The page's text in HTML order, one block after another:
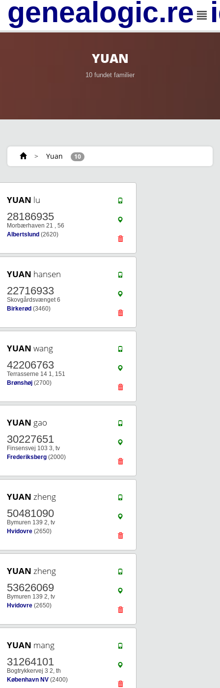
YUAN
10 fundet familier
> Yuan 10
YUAN lu
28186935
Morbærhaven 21 , 56
Albertslund (2620)
YUAN hansen
22716933
Skovgårdsvænget 6
Birkerød (3460)
YUAN wang
42206763
Terrasserne 14 1, 151
Brønshøj (2700)
YUAN gao
30227651
Finsensvej 103 3, tv
Frederiksberg (2000)
YUAN zheng
50481090
Bymuren 139 2, tv
Hvidovre (2650)
YUAN zheng
53626069
Bymuren 139 2, tv
Hvidovre (2650)
YUAN mang
31264101
Bogtrykkervej 3 2, th
København NV (2400)